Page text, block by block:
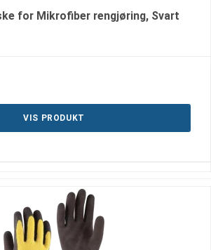
for Mikrofiber rengjøring, Svart
VIS PRODUKT